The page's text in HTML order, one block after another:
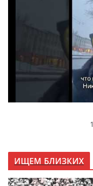
1
ИЩЕМ БЛИЗКИХ